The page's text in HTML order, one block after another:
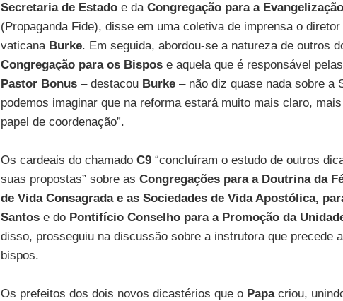
Secretaria de Estadoe da Congregação para a
(Propaganda Fide), disse em uma coletiva de imprensa o
vaticana Burke. Em seguida, abordou-se a natureza de outros
Congregação para os Bispose aquela que é responsável pelas
Pastor Bonus– destacou Burke– não diz quase nada sobre a
podemos imaginar que na reforma estará muito mais claro,
papel de coordenação”.
Os cardeais do chamado C9“concluíram o estudo de outros
suas propostas” sobre as Congregações para a Doutrina da
de Vida Consagrada e as Sociedades de Vida Apostólica,
Santose doPontifício Conselho para a Promoção da
disso, prosseguiu na discussão sobre a instrutora que precede
bispos.
Os prefeitos dos dois novos dicastérios que o Papacriou,